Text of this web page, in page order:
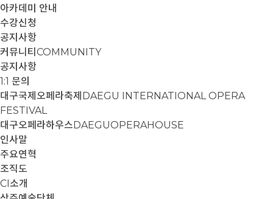
아카데미 안내
수강신청
공지사항
커뮤니티 COMMUNITY
공지사항
1:1 문의
대구국제오페라축제 DAEGU INTERNATIONAL OPERA
FESTIVAL
대구오페라하우스DAEGUOPERAHOUSE
인사말
주요연혁
조직도
CI소개